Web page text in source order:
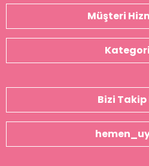
Müşteri
Bizi Takip